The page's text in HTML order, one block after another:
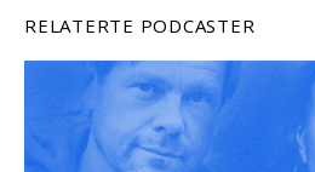
RELATERTE PODCASTER